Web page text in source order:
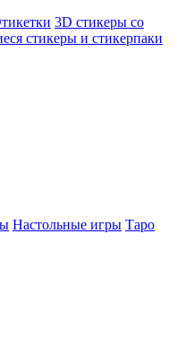
3D стикеры со
стикеры и стикерпаки
Настольные игры Таро